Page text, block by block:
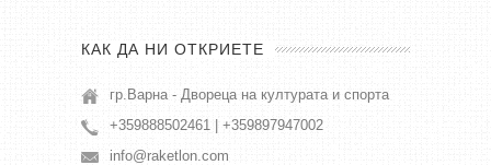
КАК ДА НИ ОТКРИЕТЕ
гр.Варна - Двореца на културата и спорта
+359888502461 | +359897947002
info@raketlon.com